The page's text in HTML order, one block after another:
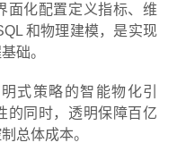
面化配置定义指标、维
和物理建模，是实现
础。
式策略的智能物化引
的同时，透明保障百亿
总体成本。